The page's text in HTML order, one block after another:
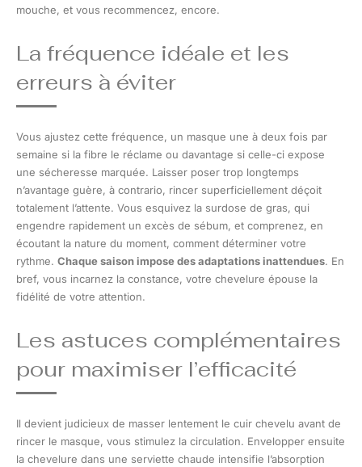
mouche, et vous recommencez, encore.
La fréquence idéale et les
erreurs à éviter
Vous ajustez cette fréquence, un masque une à deux fois par
semaine si la fibre le réclame ou davantage si celle-ci expose
une sécheresse marquée. Laisser poser trop longtemps
n’avantage guère, à contrario, rincer superficiellement déçoit
totalement l’attente. Vous esquivez la surdose de gras, qui
engendre rapidement un excès de sébum, et comprenez, en
écoutant la nature du moment, comment déterminer votre
rythme. Chaque saison impose des adaptations inattendues. En
bref, vous incarnez la constance, votre chevelure épouse la
fidélité de votre attention.
Les astuces complémentaires
pour maximiser l’efficacité
Il devient judicieux de masser lentement le cuir chevelu avant de
rincer le masque, vous stimulez la circulation. Envelopper ensuite
la chevelure dans une serviette chaude intensifie l’absorption